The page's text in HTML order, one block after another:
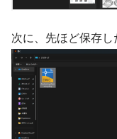
次に、先ほど保存し